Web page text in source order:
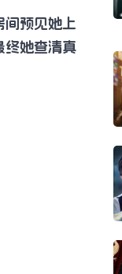
间预见她上
终她查清真